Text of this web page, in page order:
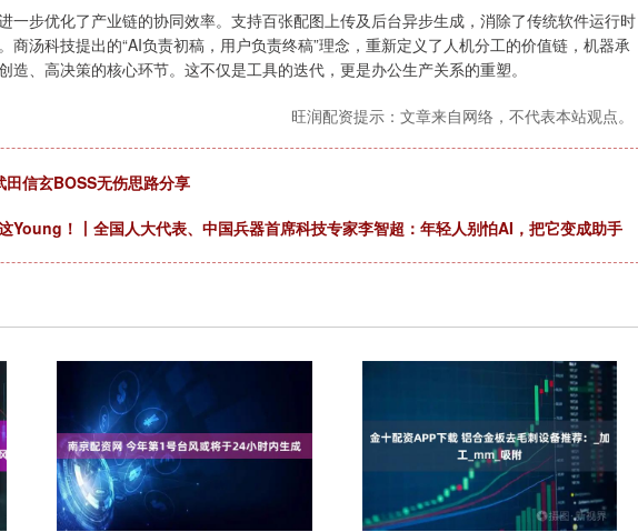
一步优化了产业链的协同效率。支持百张配图上传及后台异步生成，消除了传统软件运行时
商汤科技提出的“AI负责初稿，用户负责终稿”理念，重新定义了人机分工的价值链，机器承
、高决策的核心环节。这不仅是工具的迭代，更是办公生产关系的重塑。
旺润配资提示：文章来自网络，不代表本站观点。
信玄BOSS无伤思路分享
Young！丨全国人大代表、中国兵器首席科技专家李智超：年轻人别怕AI，把它变成助手